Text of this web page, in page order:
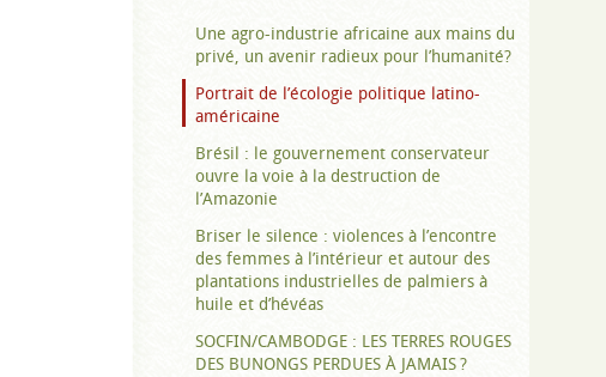
Une agro-industrie africaine aux mains du
privé, un avenir radieux pour l’humanité?
Portrait de l’écologie politique latino-
américaine
Brésil : le gouvernement conservateur
ouvre la voie à la destruction de
l’Amazonie
Briser le silence : violences à l’encontre
des femmes à l’intérieur et autour des
plantations industrielles de palmiers à
huile et d’hévéas
SOCFIN/CAMBODGE : LES TERRES ROUGES
DES BUNONGS PERDUES À JAMAIS ?